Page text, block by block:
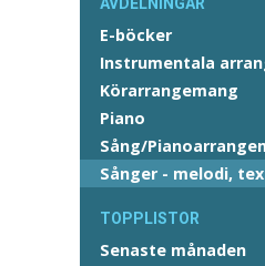
E-böcker
Instrumentala
Körarrangemang
Piano
Sång/
Sånger - melodi,
TOPPLISTOR
Senaste månaden